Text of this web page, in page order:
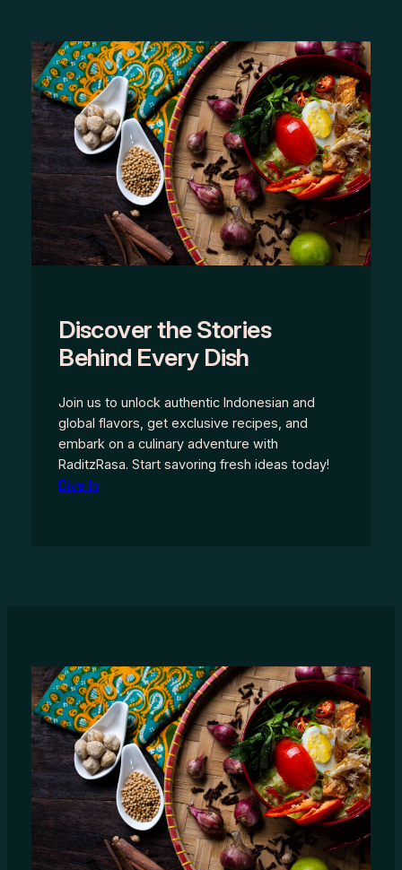
Discover the Stories
Behind Every Dish
Join us to unlock authentic Indonesian and
global flavors, get exclusive recipes, and
embark on a culinary adventure with
RaditzRasa. Start savoring fresh ideas today!
Dive In